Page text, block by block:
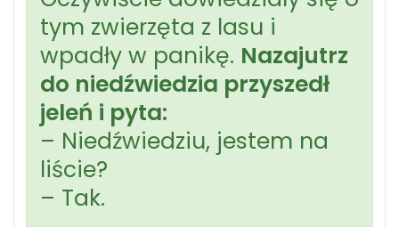
tym zwierzęta z lasu i
wpadły w panikę. Nazajutrz
do niedźwiedzia przyszedł
jeleń i pyta:
– Niedźwiedziu, jestem na
liście?
– Tak.